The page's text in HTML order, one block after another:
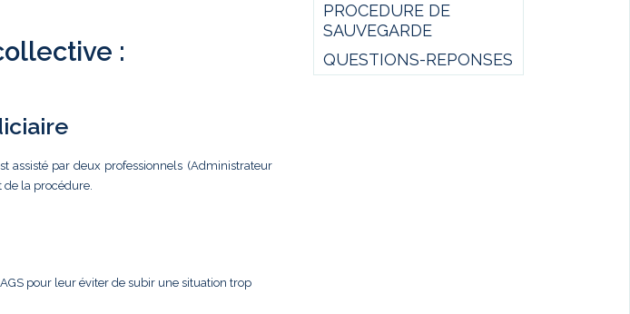
:
assisté par deux professionnels (Administrateur
la procédure.
pour leur éviter de subir une situation trop
PROCEDURE DE
SAUVEGARDE
QUESTIONS-REPONSES